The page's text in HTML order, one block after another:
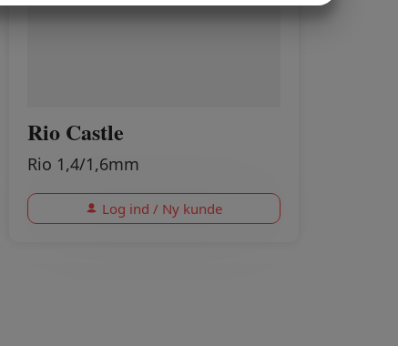
Rio Castle
Rio 1,4/1,6mm
Log ind / Ny kunde